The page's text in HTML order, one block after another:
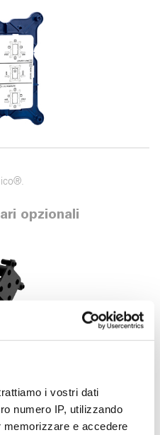
i vostri dati
numero IP, utilizzando
e accedere
opzionali